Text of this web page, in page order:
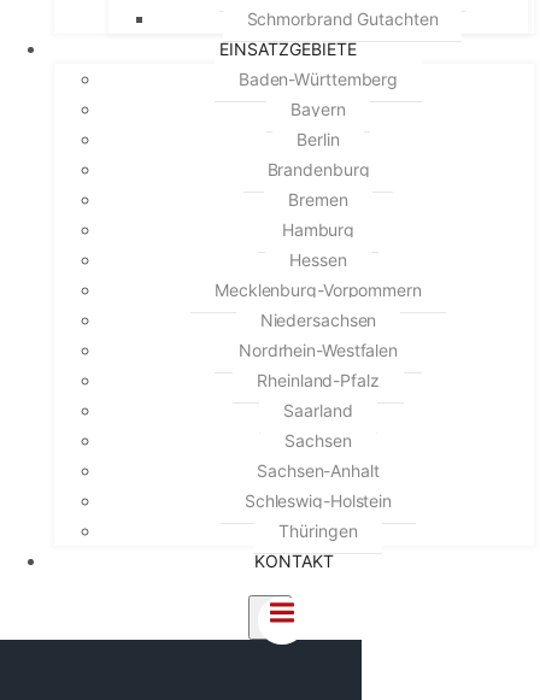
Schmorbrand Gutachten
EINSATZGEBIETE
Baden-Württemberg
Bayern
Berlin
Brandenburg
Bremen
Hamburg
Hessen
Mecklenburg-Vorpommern
Niedersachsen
Nordrhein-Westfalen
Rheinland-Pfalz
Saarland
Sachsen
Sachsen-Anhalt
Schleswig-Holstein
Thüringen
KONTAKT